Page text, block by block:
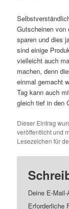
Gutscheinen von
sparen und dies
sind einige
vielleicht auch
machen, denn
einmal gemacht
Tag kann auch
gleich tief in den
Dieser Eintrag
veröffentlicht und
Lesezeichen für
Deine E-
Erforderliche